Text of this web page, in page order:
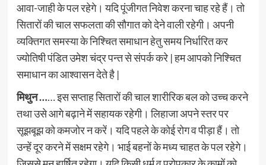
आवा-जाही के पल रहेगे। यदि पूंजीगत निवेश करना चाह रहे हैं। तो
सितारों की चाल सफलता की सौगात को देने वाली रहेगी। अपनी
व्यक्तिगत समस्या के निश्चित समाधान हेतु समय निर्धारित कर
ज्योतिषी पंडित उमेश चंद्र पन्त से संपर्क करे | हम आपको निश्चित
समाधान का आश्वासन देते है |
मिथुन …… इस सप्ताह सितारों की चाल शारीरिक बल को उच्च करने
तथा उसे आगे बढ़ाने में सहायक रहेगी। लिहाजा अपने स्तर पर
सूझबूझ को कमजोर न करें। यदि पहले के कोई रोग व पीड़ा हैं। तो
उन्हें दूर करने में सक्षम रहेगे। भाई बहनों के मध्य चाहत के पल रहेगे।